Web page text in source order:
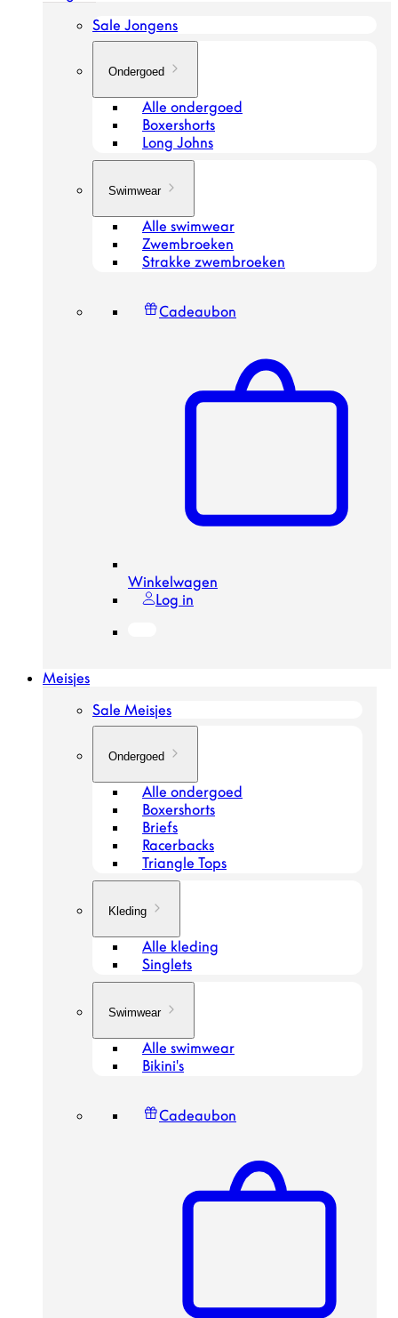
Sale Jongens
Ondergoed
Alle ondergoed
Boxershorts
Long Johns
Swimwear
Alle swimwear
Zwembroeken
Strakke zwembroeken
Cadeaubon
Winkelwagen
Log in
Meisjes
Sale Meisjes
Ondergoed
Alle ondergoed
Boxershorts
Briefs
Racerbacks
Triangle Tops
Kleding
Alle kleding
Singlets
Swimwear
Alle swimwear
Bikini's
Cadeaubon